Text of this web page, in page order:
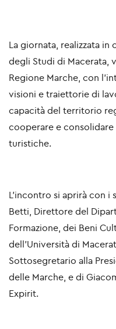
La giornata, realizzata in
degli Studi di Macerata,
Regione Marche, con
visioni e traiettorie di
capacità del territorio
cooperare e
turistiche.
L’incontro si aprirà con i
Betti, Direttore del
Formazione, dei Beni
dell’Università di
Sottosegretario alla
delle Marche, e di
Expirit.